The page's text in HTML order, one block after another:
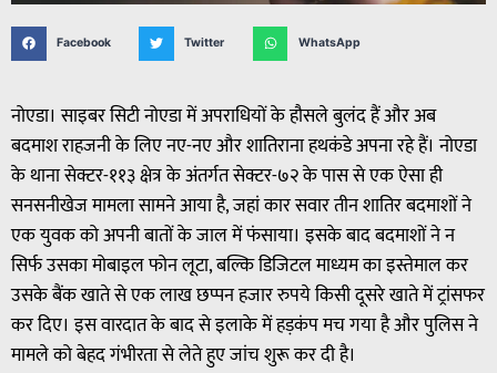
Facebook Twitter WhatsApp
नोएडा। साइबर सिटी नोएडा में अपराधियों के हौसले बुलंद हैं और अब
बदमाश राहजनी के लिए नए-नए और शातिराना हथकंडे अपना रहे हैं। नोएडा
के थाना सेक्टर-११३ क्षेत्र के अंतर्गत सेक्टर-७२ के पास से एक ऐसा ही
सनसनीखेज मामला सामने आया है, जहां कार सवार तीन शातिर बदमाशों ने
एक युवक को अपनी बातों के जाल में फंसाया। इसके बाद बदमाशों ने न
सिर्फ उसका मोबाइल फोन लूटा, बल्कि डिजिटल माध्यम का इस्तेमाल कर
उसके बैंक खाते से एक लाख छप्पन हजार रुपये किसी दूसरे खाते में ट्रांसफर
कर दिए। इस वारदात के बाद से इलाके में हड़कंप मच गया है और पुलिस ने
मामले को बेहद गंभीरता से लेते हुए जांच शुरू कर दी है।